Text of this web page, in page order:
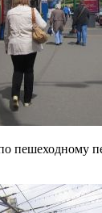
пешеходному